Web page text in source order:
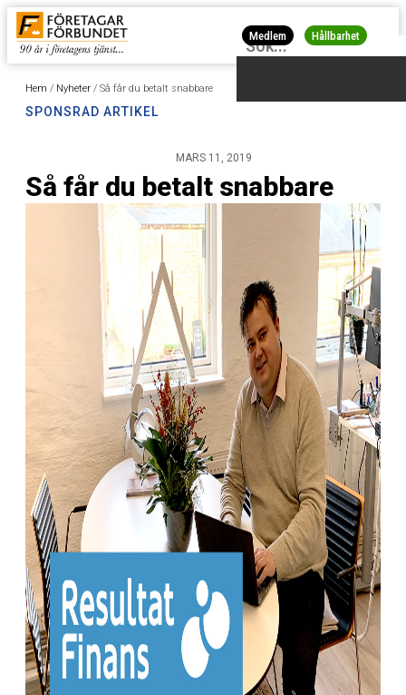
Medlem Hållbarhet
Hem / Nyheter / Så får du betalt snabbare
SPONSRAD ARTIKEL
MARS 11, 2019
Så får du betalt snabbare